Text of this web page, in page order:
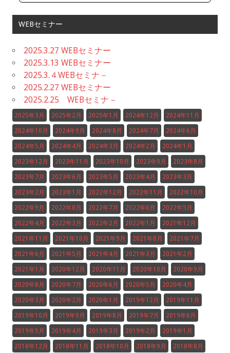
WEBセミナー
2025.3.27 WEBセミナー
2025.3.13 WEBセミナー
2025.3.４WEBセミナ－
2025.2.27 WEBセミナー
2025.2.25 WEBセミナ－
2025年3月 2025年2月 2025年1月 2024年12月 2024年11月
2024年10月 2024年9月 2024年8月 2024年7月 2024年6月
2024年5月 2024年4月 2024年3月 2024年2月 2024年1月
2023年12月 2023年11月 2023年10月 2023年9月 2023年8月
2023年7月 2023年6月 2023年5月 2023年4月 2023年3月
2023年2月 2023年1月 2022年12月 2022年11月 2022年10月
2022年9月 2022年8月 2022年7月 2022年6月 2022年5月
2022年4月 2022年3月 2022年2月 2022年1月 2021年12月
2021年11月 2021年10月 2021年9月 2021年8月 2021年7月
2021年6月 2021年5月 2021年4月 2021年3月 2021年2月
2021年1月 2020年12月 2020年11月 2020年10月 2020年9月
2020年8月 2020年7月 2020年6月 2020年5月 2020年4月
2020年3月 2020年2月 2020年1月 2019年12月 2019年11月
2019年10月 2019年9月 2019年8月 2019年7月 2019年6月
2019年5月 2019年4月 2019年3月 2019年2月 2019年1月
2018年12月 2018年11月 2018年10月 2018年9月 2018年8月